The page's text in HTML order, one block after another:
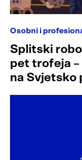
Osobni i
Splitski
pet trofeja
na Svjetsko